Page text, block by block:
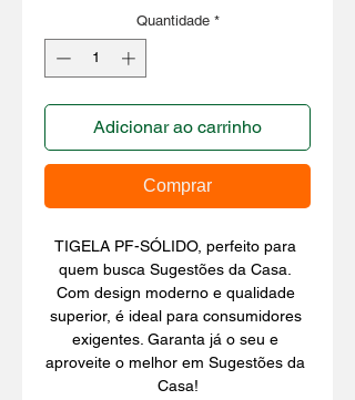
Quantidade *
Adicionar ao carrinho
Comprar
TIGELA PF-SÓLIDO, perfeito para
quem busca Sugestões da Casa.
Com design moderno e qualidade
superior, é ideal para consumidores
exigentes. Garanta já o seu e
aproveite o melhor em Sugestões da
Casa!